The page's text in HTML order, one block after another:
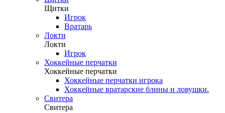
Щитки
Игрок
Вратарь
Локти
Локти
Игрок
Хоккейные перчатки
Хоккейные перчатки
Хоккейные перчатки игрока
Хоккейные вратарские блины и ловушки.
Свитера
Свитера